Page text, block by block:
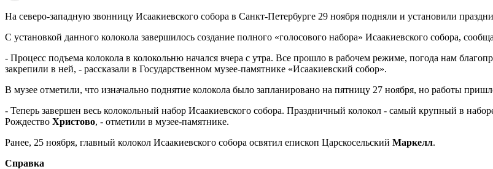
На северо-западную звонницу Исаакиевского собора в Санкт-Петербурге 29 ноября подняли и установили
С установкой данного колокола завершилось создание полного «голосового набора» Исаакиевского собора,
- Процесс подъема колокола в колокольню начался вчера с утра. Все прошло в рабочем режиме, погода нам
закрепили в ней, - рассказали в Государственном музее-памятнике «Исаакиевский собор».
В музее отметили, что изначально поднятие колокола было запланировано на пятницу 27 ноября, но работы
- Теперь завершен весь колокольный набор Исаакиевского собора. Праздничный колокол - самый крупный в
Рождество Христово, - отметили в музее-памятнике.
Ранее, 25 ноября, главный колокол Исаакиевского собора освятил епископ Царскосельский Маркелл.
Справка